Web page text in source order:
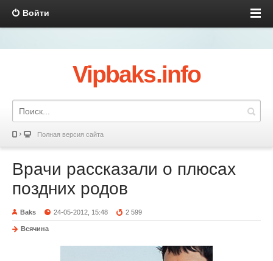
Войти
Vipbaks.info
Полная версия сайта
Врачи рассказали о плюсах
поздних родов
Baks 24-05-2012, 15:48 2 599
Всячина